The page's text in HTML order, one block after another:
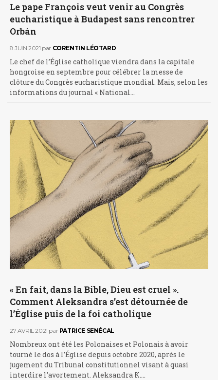
Le pape François veut venir au Congrès
eucharistique à Budapest sans rencontrer
Orbán
8 JUIN 2021 par CORENTIN LÉOTARD
Le chef de l’Église catholique viendra dans la capitale
hongroise en septembre pour célébrer la messe de
clôture du Congrès eucharistique mondial. Mais, selon les
informations du journal « National…
« En fait, dans la Bible, Dieu est cruel ».
Comment Aleksandra s’est détournée de
l’Église puis de la foi catholique
27 AVRIL 2021 par PATRICE SENÉCAL
Nombreux ont été les Polonaises et Polonais à avoir
tourné le dos à l’Église depuis octobre 2020, après le
jugement du Tribunal constitutionnel visant à quasi
interdire l’avortement. Aleksandra K.…